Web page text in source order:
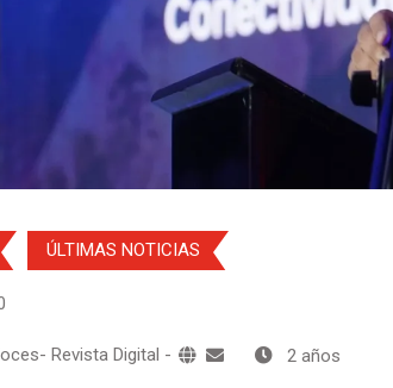
ÚLTIMAS NOTICIAS
Revista Digital - 2 años